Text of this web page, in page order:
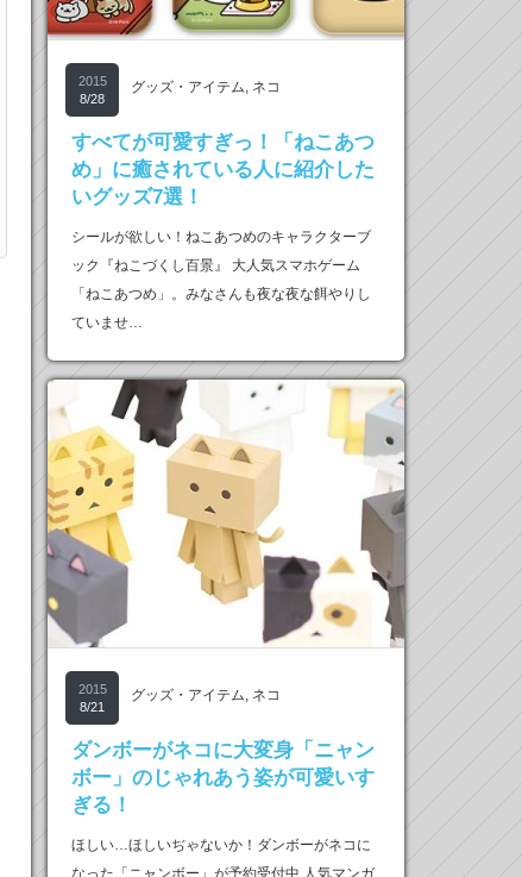
2015
8/28
グッズ・アイテム, ネコ
すべてが可愛すぎっ！「ねこあつ
め」に癒されている人に紹介した
いグッズ7選！
シールが欲しい！ねこあつめのキャラクターブ
ック『ねこづくし百景』 大人気スマホゲーム
「ねこあつめ」。みなさんも夜な夜な餌やりし
ていませ…
2015
8/21
グッズ・アイテム, ネコ
ダンボーがネコに大変身「ニャン
ボー」のじゃれあう姿が可愛いす
ぎる！
ほしい…ほしいぢゃないか！ダンボーがネコに
なった「ニャンボー」が予約受付中 人気マンガ